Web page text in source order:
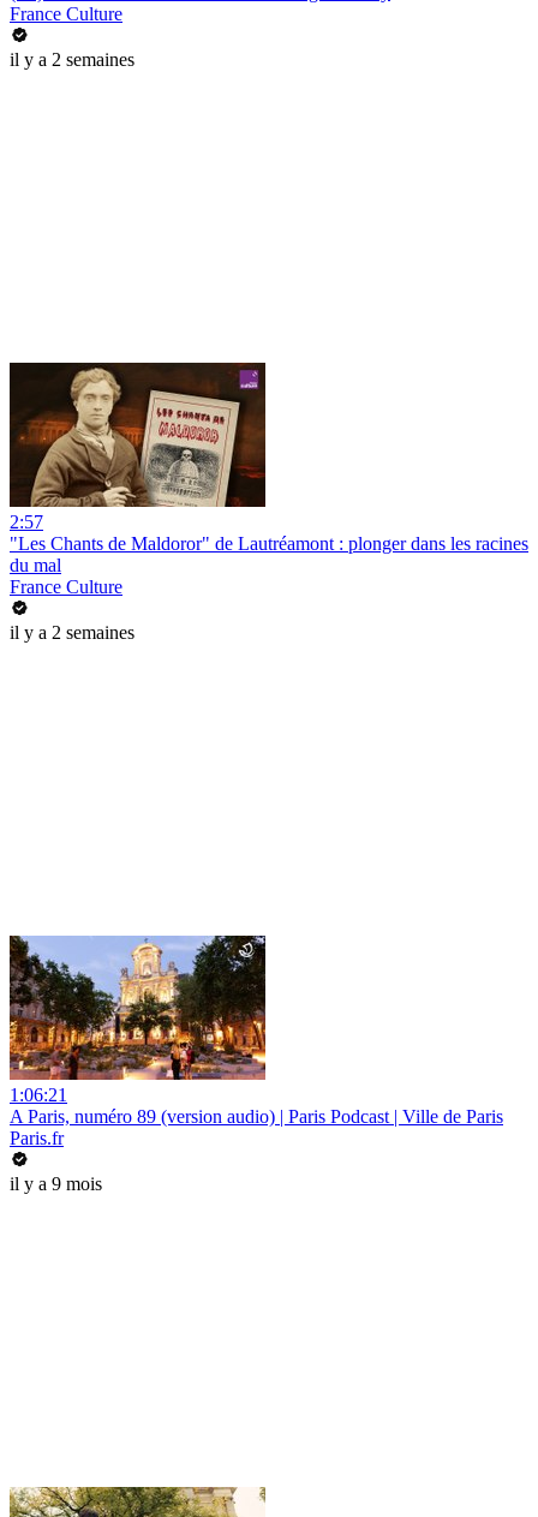
France Culture
il y a 2 semaines
2:57
"Les Chants de Maldoror" de Lautréamont : plonger dans les racines
du mal
France Culture
il y a 2 semaines
1:06:21
A Paris, numéro 89 (version audio) | Paris Podcast | Ville de Paris
Paris.fr
il y a 9 mois